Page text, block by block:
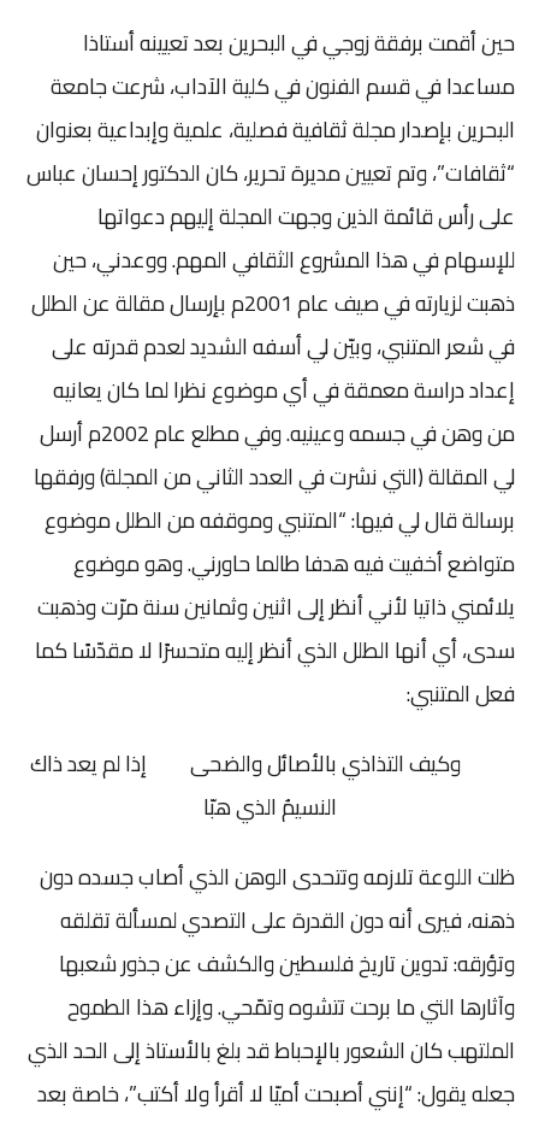
حين أقمت برفقة زوجي في البحرين بعد تعيينه أستاذا
مساعدا في قسم الفنون في كلية الآداب، شرعت جامعة
البحرين بإصدار مجلة ثقافية فصلية، علمية وإبداعية بعنوان
“ثقافات”، وتم تعيين مديرة تحرير، كان الدكتور إحسان عباس
على رأس قائمة الذين وجهت المجلة إليهم دعواتها
للإسهام في هذا المشروع الثقافي المهم. ووعدني، حين
ذهبت لزيارته في صيف عام 2001م بإرسال مقالة عن الطلل
في شعر المتنبي، وبيّن لي أسفه الشديد لعدم قدرته على
إعداد دراسة معمقة في أي موضوع نظرا لما كان يعانيه
من وهن في جسمه وعينيه. وفي مطلع عام 2002م أرسل
لي المقالة (التي نشرت في العدد الثاني من المجلة) ورفقها
برسالة قال لي فيها: “المتنبي وموقفه من الطلل موضوع
متواضع أخفيت فيه هدفا طالما حاورني. وهو موضوع
يلائمني ذاتيا لأني أنظر إلى اثنين وثمانين سنة مرّت وذهبت
سدى، أي أنها الطلل الذي أنظر إليه متحسرًا لا مقدّسًا كما
فعل المتنبي:
وكيف التذاذي بالأصائل والضحى إذا لم يعد ذاك
النسيمُ الذي هبّا
ظلت اللوعة تلازمه وتتحدى الوهن الذي أصاب جسده دون
ذهنه، فيرى أنه دون القدرة على التصدي لمسألة تقلقه
وتؤرقه: تدوين تاريخ فلسطين والكشف عن جذور شعبها
وآثارها التي ما برحت تتشوه وتمّحي. وإزاء هذا الطموح
الملتهب كان الشعور بالإحباط قد بلغ بالأستاذ إلى الحد الذي
جعله يقول: “إنني أصبحت أميّا لا أقرأ ولا أكتب”، خاصة بعد